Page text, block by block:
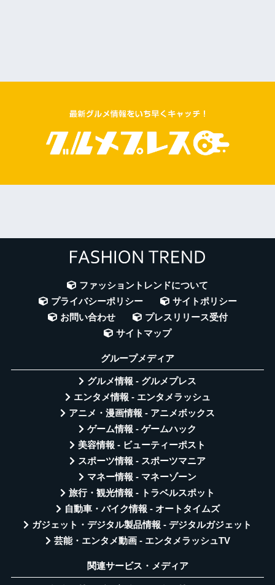
ファッショントレンドについて
プライバシーポリシー
サイトポリシー
お問い合わせ
プレスリリース受付
サイトマップ
グループメディア
グルメ情報 - グルメプレス
エンタメ情報 - エンタメラッシュ
アニメ・漫画情報 - アニメボックス
ゲーム情報 - ゲームハック
美容情報 - ビューティーポスト
スポーツ情報 - スポーツマニア
マネー情報 - マネーゾーン
旅行・観光情報 - トラベルスポット
自動車・バイク情報 - オートタイムズ
ガジェット・デジタル製品情報 - デジタルガジェット
芸能・エンタメ動画 - エンタメラッシュTV
関連サービス・メディア